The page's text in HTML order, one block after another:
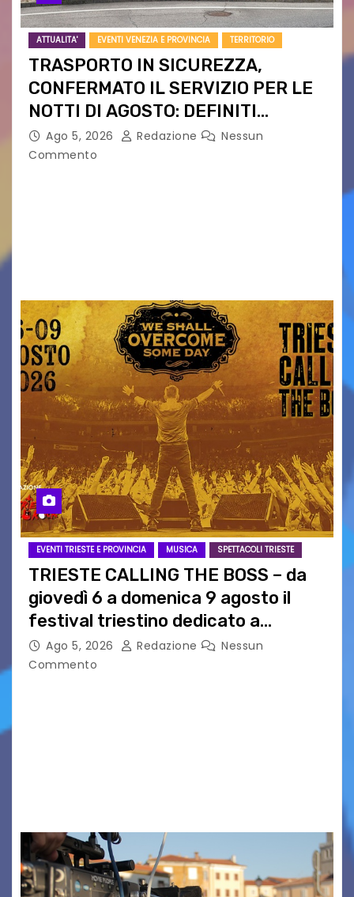
ATTUALITA' EVENTI VENEZIA E PROVINCIA TERRITORIO
TRASPORTO IN SICUREZZA,
CONFERMATO IL SERVIZIO PER LE
NOTTI DI AGOSTO: DEFINITI
PERCORSI, FERMATE E ORARIO
Ago 5, 2026 Redazione
Nessun
Commento
EVENTI TRIESTE E PROVINCIA MUSICA SPETTACOLI TRIESTE
TRIESTE CALLING THE BOSS – da
giovedì 6 a domenica 9 agosto il
festival triestino dedicato a
Springsteen
Ago 5, 2026 Redazione
Nessun
Commento